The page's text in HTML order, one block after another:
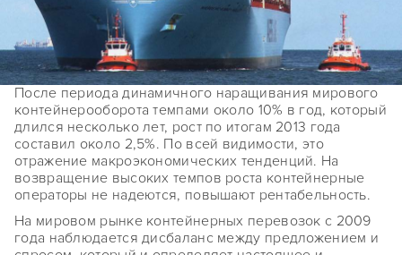
После периода динамичного наращивания мирового
контейнерооборота темпами около 10% в год, который
длился несколько лет, рост по итогам 2013 года
составил около 2,5%. По всей видимости, это
отражение макроэкономических тенденций. На
возвращение высоких темпов роста контейнерные
операторы не надеются, повышают рентабельность.
На мировом рынке контейнерных перевозок с 2009
года наблюдается дисбаланс между предложением и